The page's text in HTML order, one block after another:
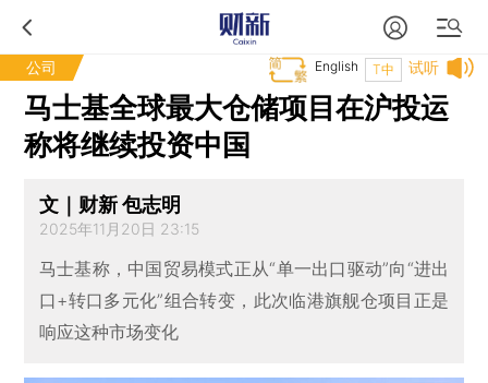
公司 试听
T中
English
马士基全球最大仓储项目在沪投运
称将继续投资中国
文｜财新 包志明
2025年11月20日 23:15
马士基称，中国贸易模式正从“单一出口驱动”向“进出
口+转口多元化”组合转变，此次临港旗舰仓项目正是
响应这种市场变化